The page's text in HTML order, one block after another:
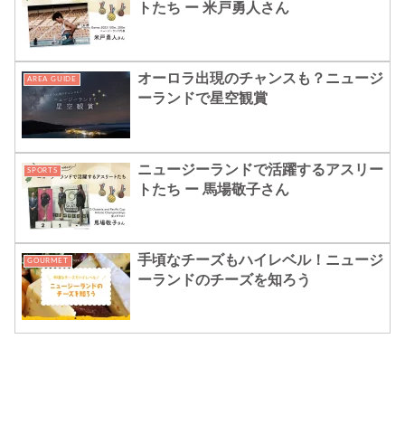
トたち ー 米戸勇人さん
AREA GUIDE
オーロラ出現のチャンスも？ニュージ
ーランドで星空観賞
SPORTS
ニュージーランドで活躍するアスリー
トたち ー 馬場敬子さん
GOURMET
手頃なチーズもハイレベル！ニュージ
ーランドのチーズを知ろう